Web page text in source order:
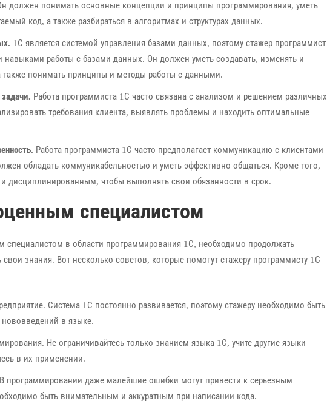
должен понимать основные концепции и принципы программирования, уметь
код, а также разбираться в алгоритмах и структурах данных.
1С является системой управления базами данных, поэтому стажер программист
работы с базами данных. Он должен уметь создавать, изменять и
также понимать принципы и методы работы с данными.
Работа программиста 1С часто связана с анализом и решением различных
требования клиента, выявлять проблемы и находить оптимальные
Работа программиста 1С часто предполагает коммуникацию с клиентами
обладать коммуникабельностью и уметь эффективно общаться. Кроме того,
дисциплинированным, чтобы выполнять свои обязанности в срок.
специалистом
специалистом в области программирования 1С, необходимо продолжать
свои знания. Вот несколько советов, которые помогут стажеру программисту 1С
Система 1С постоянно развивается, поэтому стажеру необходимо быть
в языке.
Не ограничивайтесь только знанием языка 1С, учите другие языки
в их применении.
программировании даже малейшие ошибки могут привести к серьезным
быть внимательным и аккуратным при написании кода.